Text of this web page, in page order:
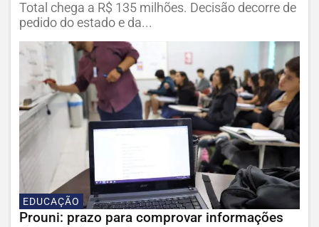
Total chega a R$ 135 milhões. Decisão decorre de
pedido do estado e da...
EDUCAÇÃO
Prouni: prazo para comprovar informações